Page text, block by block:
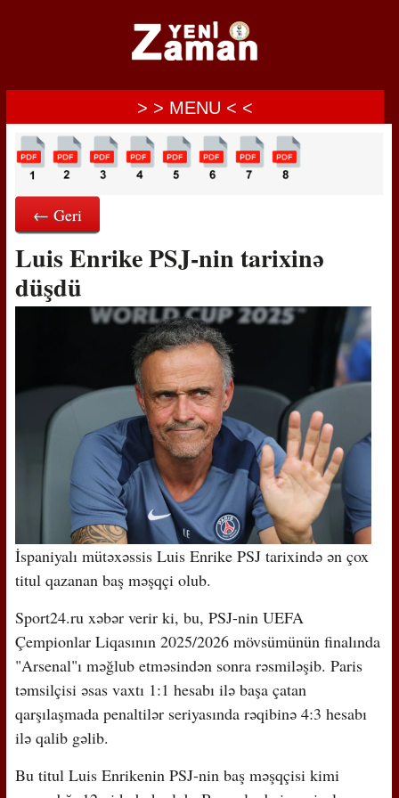
> > MENU < <
← Geri
Luis Enrike PSJ-nin tarixinə
düşdü
İspaniyalı mütəxəssis Luis Enrike PSJ tarixində ən çox
titul qazanan baş məşqçi olub.
Sport24.ru xəbər verir ki, bu, PSJ-nin UEFA
Çempionlar Liqasının 2025/2026 mövsümünün finalında
"Arsenal"ı məğlub etməsindən sonra rəsmiləşib. Paris
təmsilçisi əsas vaxtı 1:1 hesabı ilə başa çatan
qarşılaşmada penaltilər seriyasında rəqibinə 4:3 hesabı
ilə qalib gəlib.
Bu titul Luis Enrikenin PSJ-nin baş məşqçisi kimi